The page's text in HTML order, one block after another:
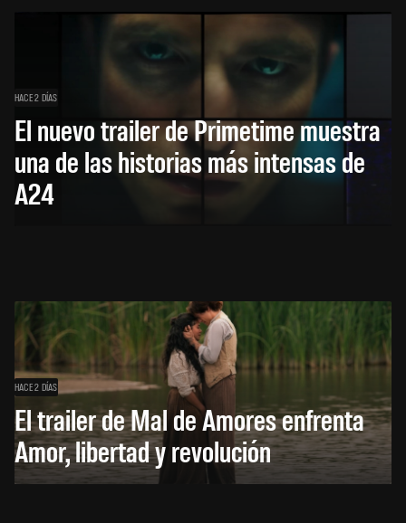
HACE 2 DÍAS
El nuevo trailer de Primetime muestra
una de las historias más intensas de
A24
HACE 2 DÍAS
El trailer de Mal de Amores enfrenta
Amor, libertad y revolución